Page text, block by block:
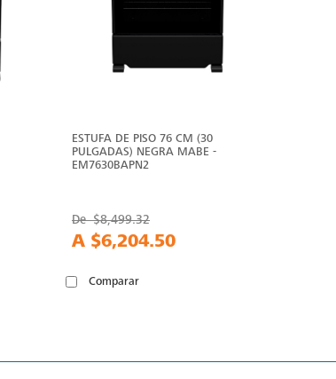
ESTUFA DE PISO 76 CM (30
PULGADAS) NEGRA MABE -
EM7630BAPN2
De$8,499.32
A $6,204.50
Comparar